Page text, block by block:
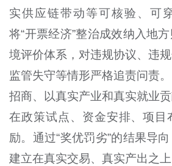
实供应链带动等可核验、可
将“开票经济”整治成效纳入地
境评价体系，对违规协议、违规
监管失守等情形严格追责问责
招商、以真实产业和真实就业
在政策试点、资金安排、项目
励。通过“奖优罚劣”的结果导
建立在真实交易、真实产出之上